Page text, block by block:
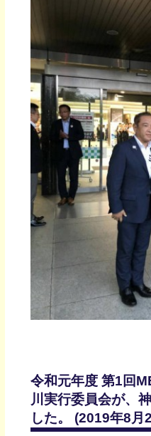
令和元年度 第1回
川実行委員会が、
した。 (2019年8月